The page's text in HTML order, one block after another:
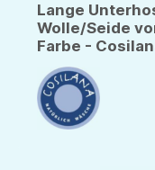
Lange
Wolle/Seide
Farbe -